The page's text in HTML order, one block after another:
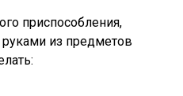
приспособления,
из предметов